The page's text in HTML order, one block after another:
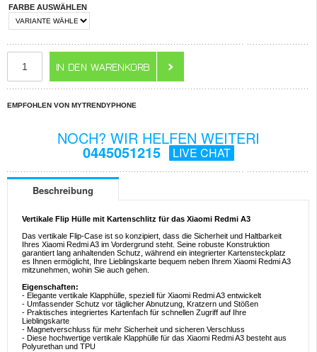
FARBE AUSWÄHLEN
EMPFOHLEN VON MYTRENDYPHONE
NOCH? WIR HELFEN WEITERI
0445051215 LIVE CHAT
Beschreibung
Vertikale Flip Hülle mit Kartenschlitz für das Xiaomi Redmi A3
Das vertikale Flip-Case ist so konzipiert, dass die Sicherheit und Haltbarkeit
Ihres Xiaomi Redmi A3 im Vordergrund steht. Seine robuste Konstruktion
garantiert lang anhaltenden Schutz, während ein integrierter Kartensteckplatz
es Ihnen ermöglicht, Ihre Lieblingskarte bequem neben Ihrem Xiaomi Redmi A3
mitzunehmen, wohin Sie auch gehen.
Eigenschaften:
- Elegante vertikale Klapphülle, speziell für Xiaomi Redmi A3 entwickelt
- Umfassender Schutz vor täglicher Abnutzung, Kratzern und Stößen
- Praktisches integriertes Kartenfach für schnellen Zugriff auf Ihre
Lieblingskarte
- Magnetverschluss für mehr Sicherheit und sicheren Verschluss
- Diese hochwertige vertikale Klapphülle für das Xiaomi Redmi A3 besteht aus
Polyurethan und TPU